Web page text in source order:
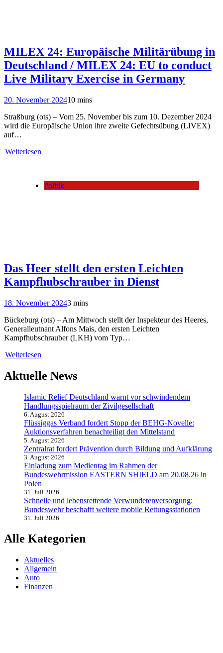
MILEX 24: Europäische Militärübung in
Deutschland / MILEX 24: EU to conduct
Live Military Exercise in Germany
20. November 202410 mins
Straßburg (ots) – Vom 25. November bis zum 10. Dezember 2024
wird die Europäische Union ihre zweite Gefechtsübung (LIVEX)
auf…
Weiterlesen
Politik
Das Heer stellt den ersten Leichten
Kampfhubschrauber in Dienst
18. November 20243 mins
Bückeburg (ots) – Am Mittwoch stellt der Inspekteur des Heeres,
Generalleutnant Alfons Mais, den ersten Leichten
Kampfhubschrauber (LKH) vom Typ…
Weiterlesen
Aktuelle News
Islamic Relief Deutschland warnt vor schwindendem
Handlungsspielraum der Zivilgesellschaft
6. August 2026
Flüssiggas Verband fordert Stopp der BEHG-Novelle:
Auktionsverfahren benachteiligt den Mittelstand
5. August 2026
Zentralrat fordert Prävention durch Bildung und Aufklärung
3. August 2026
Einladung zum Medientag im Rahmen der
Bundeswehrmission EASTERN SHIELD am 20.08.26 in
Polen
31. Juli 2026
Schnelle und lebensrettende Verwundetenversorgung:
Bundeswehr beschafft weitere mobile Rettungsstationen
31. Juli 2026
Alle Kategorien
Aktuelles
Allgemein
Auto
Finanzen
Gesundheit